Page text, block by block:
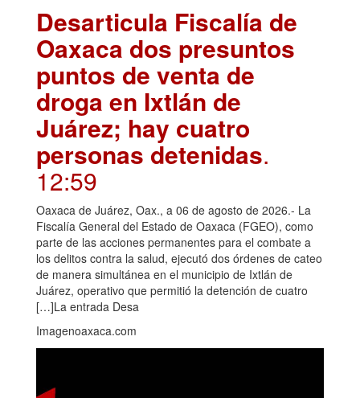
Desarticula Fiscalía de
Oaxaca dos presuntos
puntos de venta de
droga en Ixtlán de
Juárez; hay cuatro
personas detenidas.
12:59
Oaxaca de Juárez, Oax., a 06 de agosto de 2026.- La
Fiscalía General del Estado de Oaxaca (FGEO), como
parte de las acciones permanentes para el combate a
los delitos contra la salud, ejecutó dos órdenes de cateo
de manera simultánea en el municipio de Ixtlán de
Juárez, operativo que permitió la detención de cuatro
[…]La entrada Desa
Imagenoaxaca.com